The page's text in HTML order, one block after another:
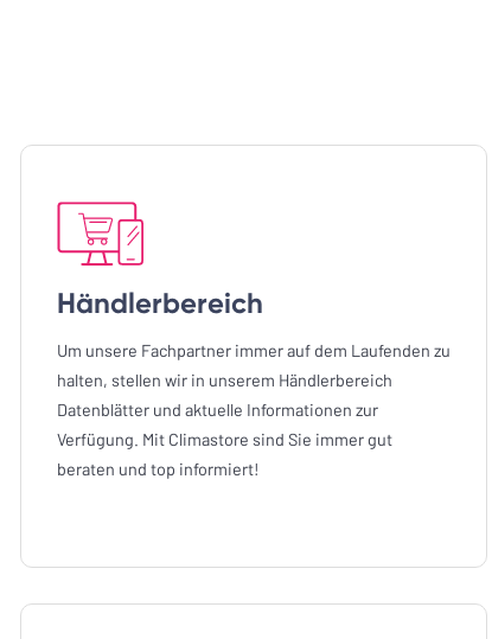
Händlerbereich
Um unsere Fachpartner immer auf dem Laufenden zu
halten, stellen wir in unserem Händlerbereich
Datenblätter und aktuelle Informationen zur
Verfügung. Mit Climastore sind Sie immer gut
beraten und top informiert!